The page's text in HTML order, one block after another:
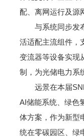
配、离网运行及源
与系统同步发
活适配主流组件，
变流器等设备实现
制，为光储电力系
远景在本届
AI储能系统、绿色
体方案，作为新型
统在零碳园区、绿